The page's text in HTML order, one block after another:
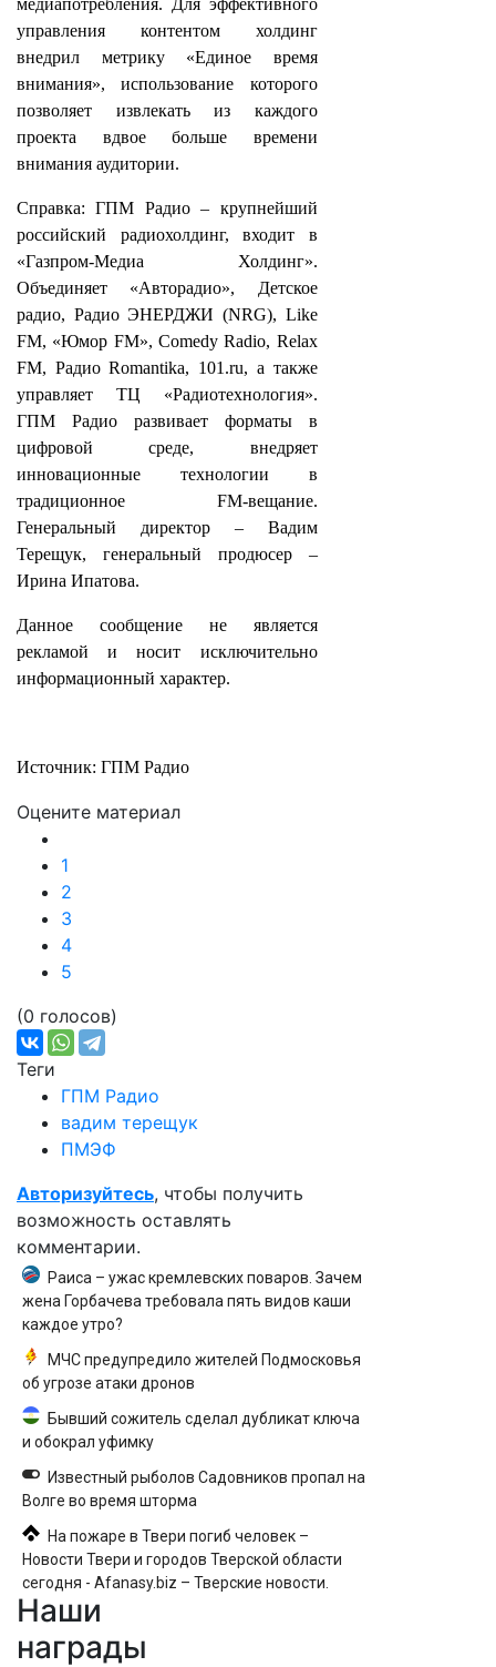
медиапотребления. Для эффективного
управления контентом холдинг
внедрил метрику «Единое время
внимания», использование которого
позволяет извлекать из каждого
проекта вдвое больше времени
внимания аудитории.
Справка: ГПМ Радио – крупнейший
российский радиохолдинг, входит в
«Газпром-Медиа Холдинг».
Объединяет «Авторадио», Детское
радио, Радио ЭНЕРДЖИ (NRG), Like
FM, «Юмор FM», Comedy Radio, Relax
FM, Радио Romantika, 101.ru, а также
управляет ТЦ «Радиотехнология».
ГПМ Радио развивает форматы в
цифровой среде, внедряет
инновационные технологии в
традиционное FM-вещание.
Генеральный директор – Вадим
Терещук, генеральный продюсер –
Ирина Ипатова.
Данное сообщение не является
рекламой и носит исключительно
информационный характер.
Источник: ГПМ Радио
Оцените материал
1
2
3
4
5
(0 голосов)
Теги
ГПМ Радио
вадим терещук
ПМЭФ
Авторизуйтесь, чтобы получить
возможность оставлять
комментарии.
Раиса – ужас кремлевских поваров. Зачем
жена Горбачева требовала пять видов каши
каждое утро?
МЧС предупредило жителей Подмосковья
об угрозе атаки дронов
Бывший сожитель сделал дубликат ключа
и обокрал уфимку
Известный рыболов Садовников пропал на
Волге во время шторма
На пожаре в Твери погиб человек –
Новости Твери и городов Тверской области
сегодня - Afanasy.biz – Тверские новости.
Новости Твери. Тверь новости. Новости.
Наши
награды